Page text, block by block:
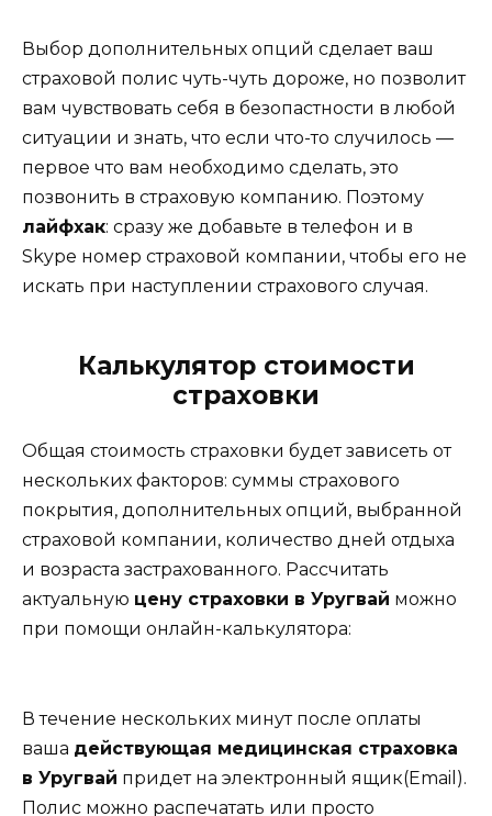
Выбор дополнительных опций сделает ваш
страховой полис чуть-чуть дороже, но позволит
вам чувствовать себя в безопастности в любой
ситуации и знать, что если что-то случилось —
первое что вам необходимо сделать, это
позвонить в страховую компанию. Поэтому
лайфхак: сразу же добавьте в телефон и в
Skype номер страховой компании, чтобы его не
искать при наступлении страхового случая.
Калькулятор стоимости
страховки
Общая стоимость страховки будет зависеть от
нескольких факторов: суммы страхового
покрытия, дополнительных опций, выбранной
страховой компании, количество дней отдыха
и возраста застрахованного. Рассчитать
актуальную цену страховки в Уругвай можно
при помощи онлайн-калькулятора:
В течение нескольких минут после оплаты
ваша действующая медицинская страховка
в Уругвай придет на электронный ящик(Email).
Полис можно распечатать или просто